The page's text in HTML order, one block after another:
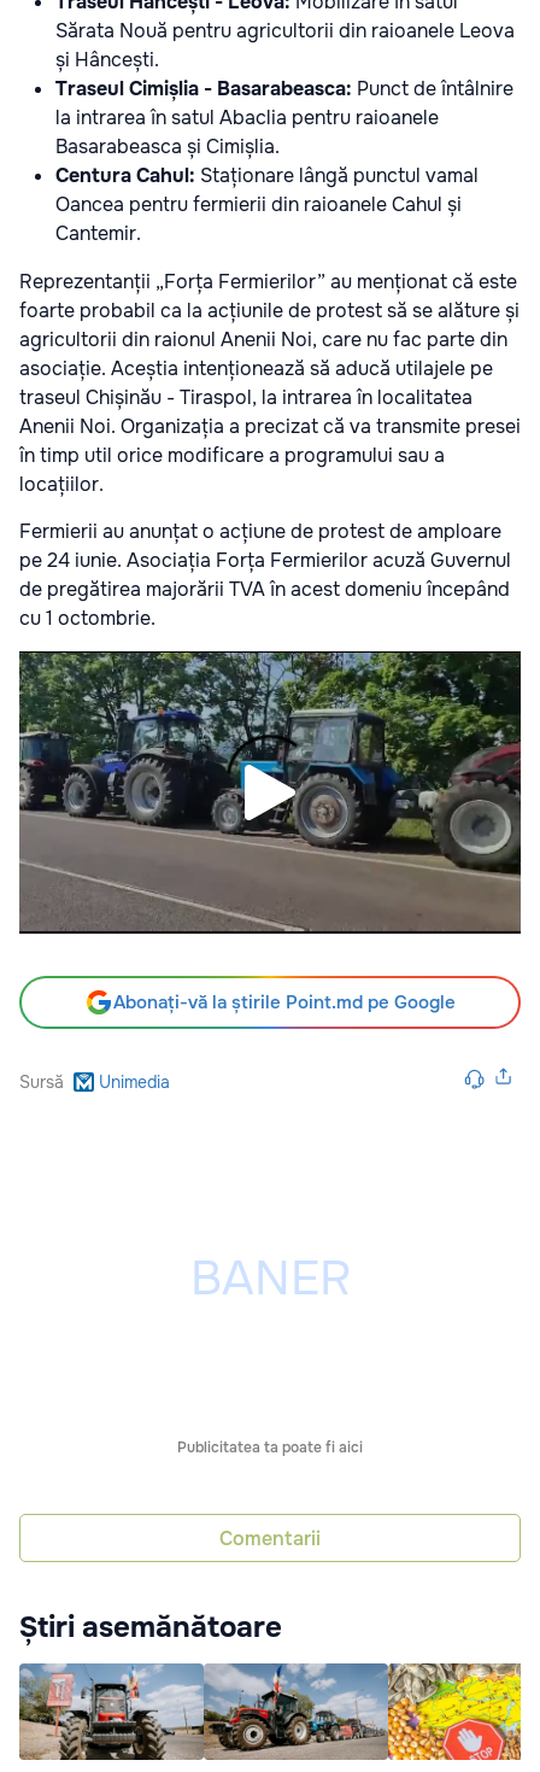
Sărata Nouă pentru agricultorii din raioanele Leova
și Hâncești.
Traseul Cimișlia - Basarabeasca: Punct de întâlnire
la intrarea în satul Abaclia pentru raioanele
Basarabeasca și Cimișlia.
Centura Cahul: Staționare lângă punctul vamal
Oancea pentru fermierii din raioanele Cahul și
Cantemir.
Reprezentanții „Forța Fermierilor” au menționat că este
foarte probabil ca la acțiunile de protest să se alăture și
agricultorii din raionul Anenii Noi, care nu fac parte din
asociație. Aceștia intenționează să aducă utilajele pe
traseul Chișinău - Tiraspol, la intrarea în localitatea
Anenii Noi. Organizația a precizat că va transmite presei
în timp util orice modificare a programului sau a
locațiilor.
Fermierii au anunțat o acțiune de protest de amploare
pe 24 iunie. Asociația Forța Fermierilor acuză Guvernul
de pregătirea majorării TVA în acest domeniu începând
cu 1 octombrie.
Abonați-vă la știrile Point.md pe Google
Sursă Unimedia
Publicitatea ta poate fi aici
Comentarii
Știri asemănătoare